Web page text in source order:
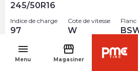
menu
Menu
storefront
Magasiner
245/50R16
Indice de charge
97
Cote de vitesse
W
Flanc
202.35
Rupture de stock